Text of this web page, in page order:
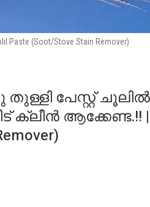
Paste (Soot/Stove Stain Remover)
പേസ്റ്റ്
ആക്കേണ്ട.!! |